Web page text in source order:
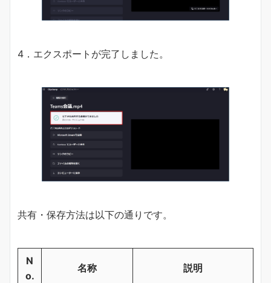
4．エクスポートが完了しました。
共有・保存方法は以下の通りです。
N
o.
名称 説明